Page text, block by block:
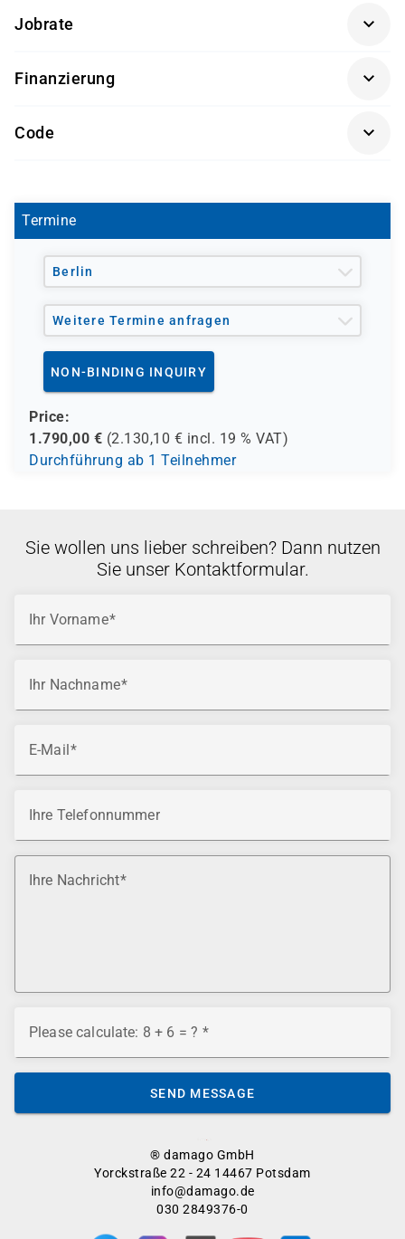
Jobrate
Finanzierung
- regionale Einrichtungen
und andere Träger möglich
Code
Termine
Berlin
Weitere Termine anfragen
NON-BINDING INQUIRY
Price:
1.790,00 € (2.130,10 € incl. 19 % VAT)
Durchführung ab 1 Teilnehmer
® damago GmbH
Yorckstraße 22 - 24 14467 Potsdam
info@damago.de
030 2849376-0
Sie wollen uns lieber schreiben? Dann nutzen
Sie unser Kontaktformular.
Ihr Vorname
Ihr Nachname
E-Mail
Ihre Telefonnummer
Ihre Nachricht
Please calculate: 8 + 6 = ?
SEND MESSAGE